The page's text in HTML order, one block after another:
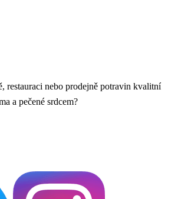
restauraci nebo prodejně potravin kvalitní
a pečené srdcem?